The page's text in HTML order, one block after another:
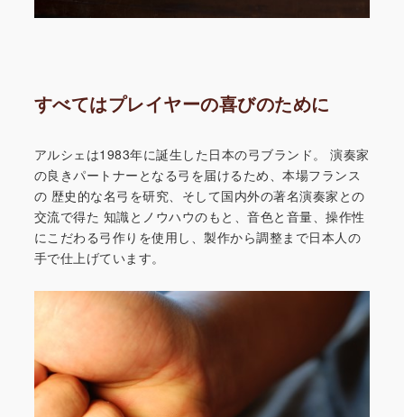
すべてはプレイヤーの喜びのために
アルシェは1983年に誕生した日本の弓ブランド。
演奏家
の良きパートナーとなる弓を届けるため、本場フランス
の 歴史的な名弓を研究、そして国内外の著名演奏家との
交流で得た 知識とノウハウのもと、音色と音量、操作性
にこだわる弓作りを使用し、製作から調整まで日本人の
手で仕上げています。